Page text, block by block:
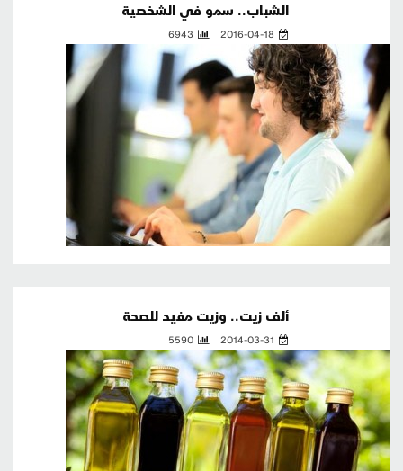
الشباب.. سمو في الشخصية
2016-04-18
6943
ألف زيت.. وزيت مفيد للصحة
2014-03-31
5590